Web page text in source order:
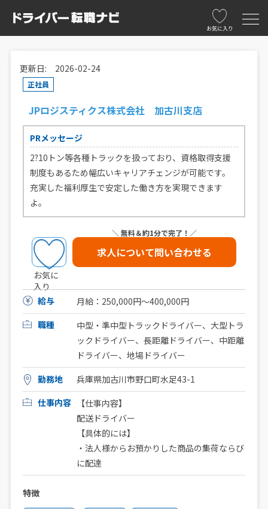
お気に入り
更新日: 2026-02-24
正社員
JPロジスティクス株式会社 加古川支店
PRメッセージ
2?10トン等各種トラックを扱っており、資格取得支援
制度もあるため幅広いキャリアチェンジが可能です。
充実した福利厚生で安定した働き方を実現できます
よ。
お気に
入り
＼ 無料＆約1分で完了！／
求人について問い合わせる
給与
月給：250,000円〜400,000円
職種
中型・準中型トラックドライバー、大型トラ
ックドライバー、長距離ドライバー、中距離
ドライバー、地場ドライバー
勤務地
兵庫県加古川市野口町水足43-1
仕事内容
【仕事内容】
配送ドライバー
【具体的には】
・法人様からお預かりした商品の集荷ならび
に配達
特徴